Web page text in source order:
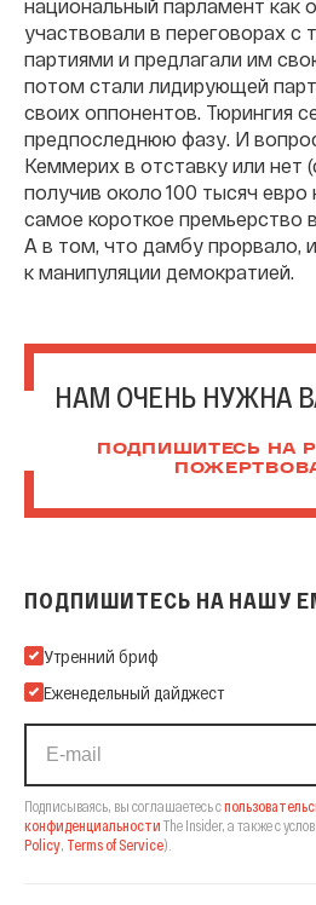
национальный парламент как
участвовали в переговорах с
партиями и предлагали им
потом стали лидирующей
своих оппонентов. Тюрингия
предпоследнюю фазу. И
Кеммерих в отставку или нет
получив около 100 тысяч евро
самое короткое премьерство
А в том, что дамбу прорвало,
к манипуляции демократией.
НАМ ОЧЕНЬ НУЖНА
ПОДПИШИТЕСЬ НА
ПОДПИШИТЕСЬ НА НАШУ
Подпишитесь на нашу Email-рассылку
Утренний бриф
Еженедельный дайджест
Подписываясь, вы соглашаетесь с
конфиденциальности The Insider, а также с
Policy, Terms of Service).